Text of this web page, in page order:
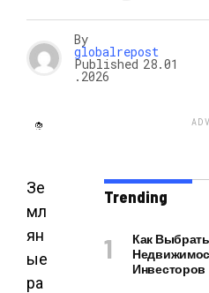
By
globalrepost
Published 28.01
.2026
Зе
мл
ян
ые
ра
Trending
Как
Инвесторов